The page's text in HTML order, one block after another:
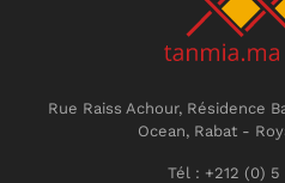
Rue Raiss Achour, Résidence
Ocean, Rabat -
Tél : +212 (0) 5